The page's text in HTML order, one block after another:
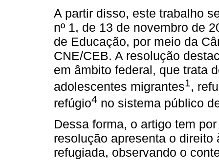
A partir disso, este trabalho
nº 1, de 13 de novembro de
de Educação, por meio da
CNE/CEB. A resolução
em âmbito federal, que trata
adolescentes migrantes1,
refúgio4 no sistema público
Dessa forma, o artigo tem
resolução apresenta o
refugiada, observando o